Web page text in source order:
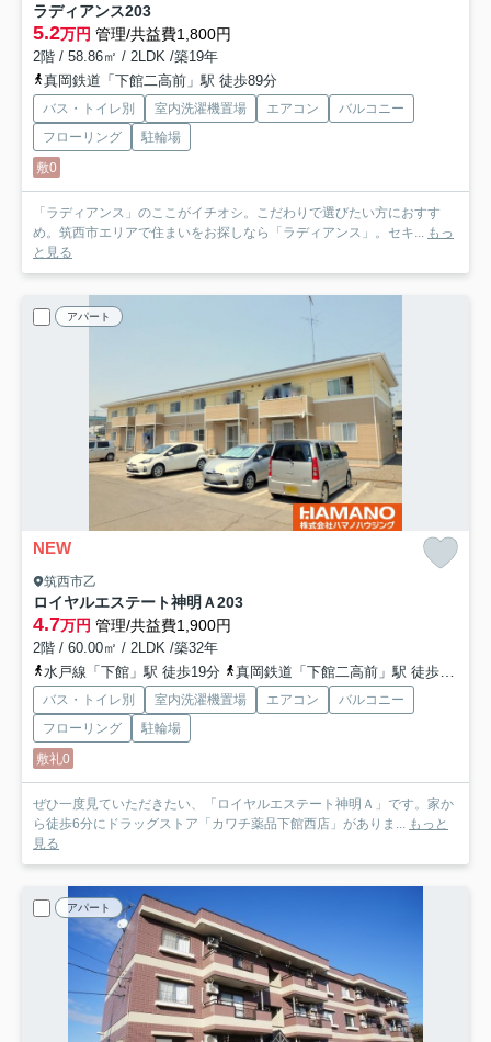
ラディアンス203
5.2万円 管理/共益費1,800円
2階 / 58.86㎡ / 2LDK /築19年
真岡鉄道「下館二高前」駅 徒歩89分
バス・トイレ別 室内洗濯機置場 エアコン
バルコニー
フローリング
駐輪場
敷0
「ラディアンス」のここがイチオシ。こだわりで選びたい方におすす
め。筑西市エリアで住まいをお探しなら「ラディアンス」。セキ...
もっ
と見る
アパート
NEW
筑西市乙
ロイヤルエステート神明Ａ203
4.7万円 管理/共益費1,900円
2階 / 60.00㎡ / 2LDK /築32年
水戸線「下館」駅 徒歩19分
真岡鉄道「下館二高前」駅 徒歩19分
バス・トイレ別 室内洗濯機置場 エアコン
バルコニー
フローリング
駐輪場
敷礼0
ぜひ一度見ていただきたい、「ロイヤルエステート神明Ａ」です。家か
ら徒歩6分にドラッグストア「カワチ薬品下館西店」がありま...
もっと
見る
アパート